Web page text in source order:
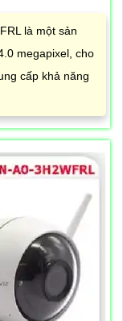
là một sản
megapixel, cho
cấp khả năng